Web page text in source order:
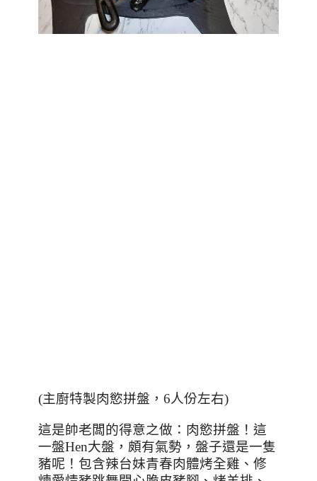
(主廚特製肉慾拼盤，6人份左右)
這是帥老闆的得意之做：肉慾拼盤！這
一盤Hen大盤，頗有氣勢，盤子還是一隻
豬呢！包含辣台妹青春肉體烤全雞、修